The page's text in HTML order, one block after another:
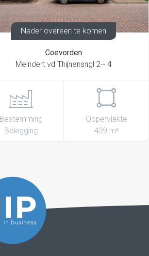
Nader overeen te komen
Coevorden
Meindert vd Thijnensngl 2-- 4
Bestemming
Belegging
Oppervlakte
439 m²